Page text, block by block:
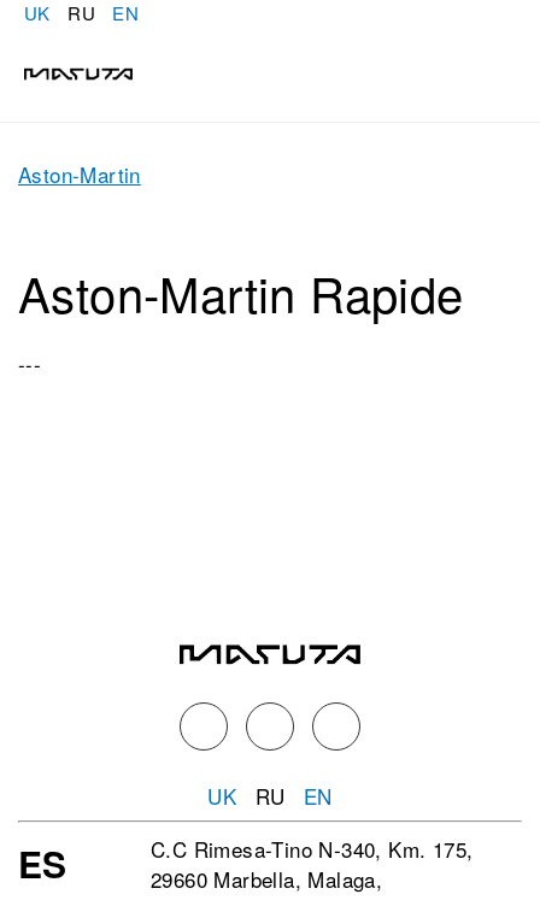
UK RU EN
Aston-Martin
Aston-Martin Rapide
---
UK RU EN
ES
C.C Rimesa-Tino N-340, Km. 175,
29660 Marbella, Malaga,